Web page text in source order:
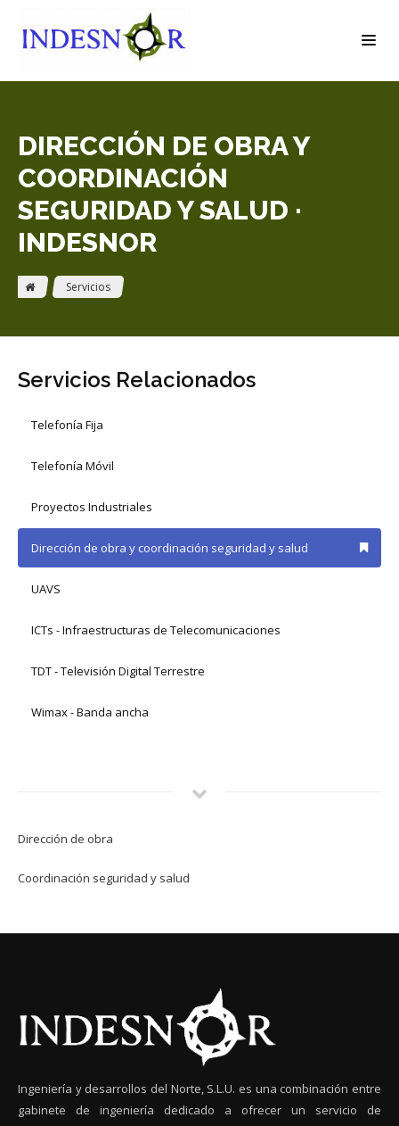
DIRECCIÓN DE OBRA Y
COORDINACIÓN
SEGURIDAD Y SALUD ·
INDESNOR
Servicios
Servicios Relacionados
Telefonía Fija
Telefonía Móvil
Proyectos Industriales
Dirección de obra y coordinación seguridad y salud
UAVS
ICTs - Infraestructuras de Telecomunicaciones
TDT - Televisión Digital Terrestre
Wimax - Banda ancha
Dirección de obra
Coordinación seguridad y salud
Ingeniería y desarrollos del Norte, S.L.U. es una combinación entre
gabinete de ingeniería dedicado a ofrecer un servicio de